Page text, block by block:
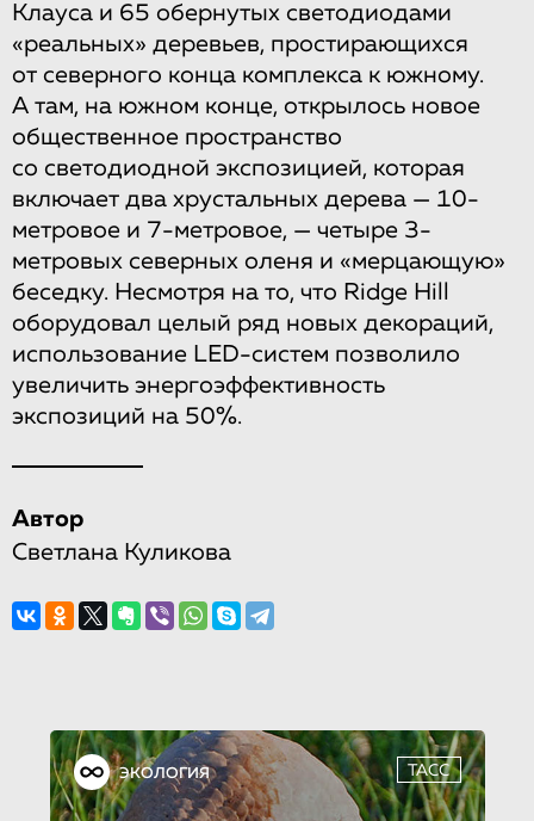
Клауса и 65 обернутых светодиодами
«реальных» деревьев, простирающихся
от северного конца комплекса к южному.
А там, на южном конце, открылось новое
общественное пространство
со светодиодной экспозицией, которая
включает два хрустальных дерева — 10-
метровое и 7-метровое, — четыре 3-
метровых северных оленя и «мерцающую»
беседку. Несмотря на то, что Ridge Hill
оборудовал целый ряд новых декораций,
использование LED-систем позволило
увеличить энергоэффективность
экспозиций на 50%.
Автор
Светлана Куликова
ЭКОЛОГИЯ ТАСС